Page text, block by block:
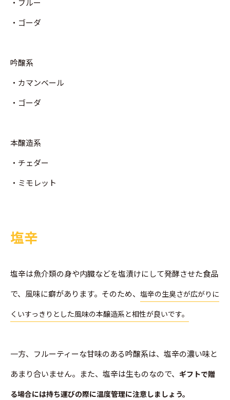
・ブルー
・ゴーダ
吟醸系
・カマンベール
・ゴーダ
本醸造系
・チェダー
・ミモレット
塩辛
塩辛は魚介類の身や内臓などを塩漬けにして発酵させた食品
で、風味に癖があります。そのため、 塩辛の生臭さが広がりに
くいすっきりとした風味の本醸造系と相性が良いです。
一方、フルーティーな甘味のある吟醸系は、塩辛の濃い味と
あまり合いません。また、塩辛は生ものなので、 ギフトで贈
る場合には持ち運びの際に温度管理に注意しましょう。